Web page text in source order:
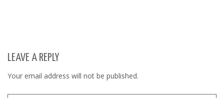
LEAVE A REPLY
Your email address will not be published.